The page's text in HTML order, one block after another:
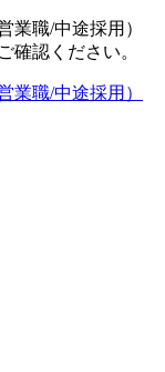
業職/中途採用）
確認ください。
業職/中途採用）